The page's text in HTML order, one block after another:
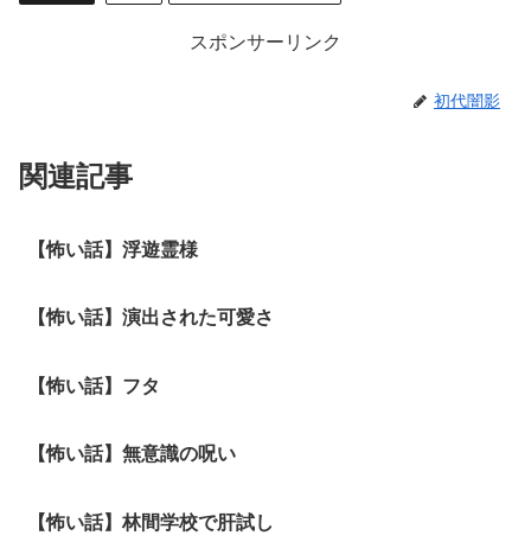
スポンサーリンク
初代闇影
関連記事
【怖い話】浮遊霊様
【怖い話】演出された可愛さ
【怖い話】フタ
【怖い話】無意識の呪い
【怖い話】林間学校で肝試し